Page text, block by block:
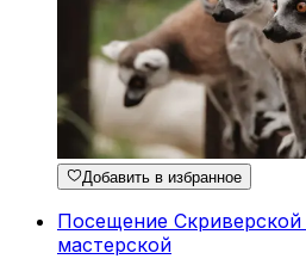
Добавить в избранное
Посещение Скриверской
мастерской